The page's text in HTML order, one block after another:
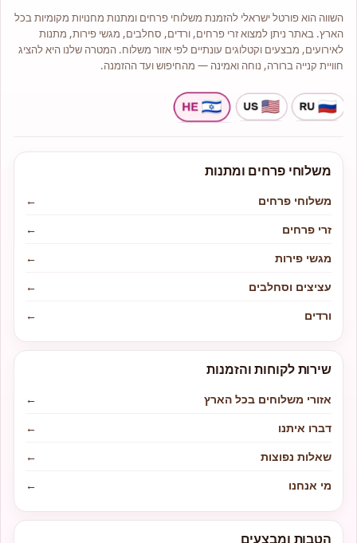
השווה הוא פורטל ישראלי להזמנת משלוחי פרחים ומתנות מחנויות מקומיות בכל
הארץ. באתר ניתן למצוא זרי פרחים, ורדים, סחלבים, מגשי פירות, מתנות
לאירועים, מבצעים וקטלוגים עונתיים לפי אזור משלוח. המטרה שלנו היא להציג
חוויית קנייה ברורה, נוחה ואמינה — מהחיפוש ועד ההזמנה.
משלוחי פרחים ומתנות
משלוחי פרחים
←
זרי פרחים
←
מגשי פירות
←
עציצים וסחלבים
←
ורדים
←
שירות לקוחות והזמנות
אזורי משלוחים בכל הארץ
←
דברו איתנו
←
שאלות נפוצות
←
מי אנחנו
←
הטבות ומבצעים